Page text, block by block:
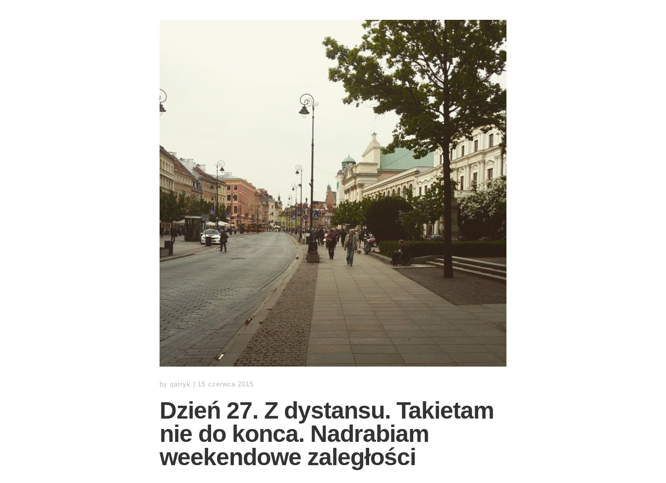
by qatryk 15 czerwca 2015
Dzień 27. Z dystansu. Takietam
nie do konca. Nadrabiam
weekendowe zaległości